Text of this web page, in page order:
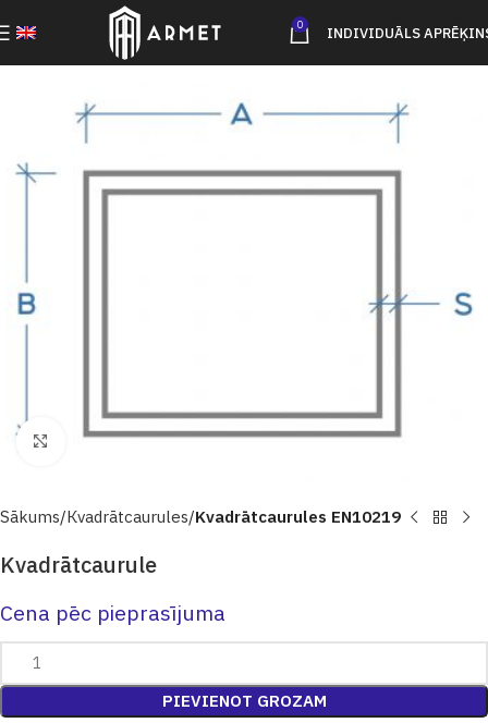
0 INDIVIDUĀLS
Click to enlarge
Sākums Кvadrātcaurules Kvadrātcaurules EN10219
Kvadrātcaurule
Cena pēc pieprasījuma
PIEVIENOT GROZAM